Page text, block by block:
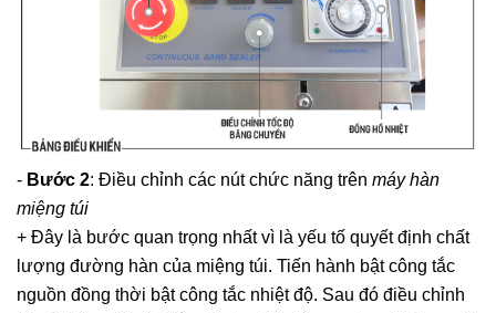
- Bước 2: Điều chỉnh các nút chức năng trên máy hàn
miệng túi
+ Đây là bước quan trọng nhất vì là yếu tố quyết định chất
lượng đường hàn của miệng túi. Tiến hành bật công tắc
nguồn đồng thời bật công tắc nhiệt độ. Sau đó điều chỉnh